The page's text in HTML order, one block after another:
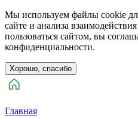
Мы используем файлы cookie
сайте и анализа
пользоваться сайтом, вы
конфиденциальности.
Хорошо, спасибо
Главная